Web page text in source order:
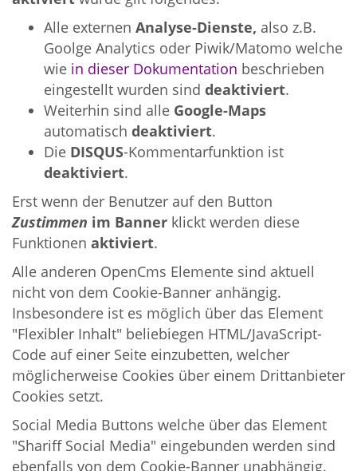
Alle externen Analyse-Dienste, also z.B.
Goolge Analytics oder Piwik/Matomo welche
wie in dieser Dokumentation beschrieben
eingestellt wurden sind deaktiviert.
Weiterhin sind alle Google-Maps
automatisch deaktiviert.
Die DISQUS-Kommentarfunktion ist
deaktiviert.
Erst wenn der Benutzer auf den Button
Zustimmen im Banner klickt werden diese
Funktionen aktiviert.
Alle anderen OpenCms Elemente sind aktuell
nicht von dem Cookie-Banner anhängig.
Insbesondere ist es möglich über das Element
"Flexibler Inhalt" beliebiegen HTML/JavaScript-
Code auf einer Seite einzubetten, welcher
möglicherweise Cookies über einem Drittanbieter
Cookies setzt.
Social Media Buttons welche über das Element
"Shariff Social Media" eingebunden werden sind
ebenfalls von dem Cookie-Banner unabhängig.